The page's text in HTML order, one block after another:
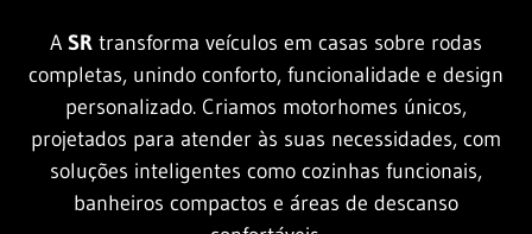
A SR transforma veículos em casas sobre rodas
completas, unindo conforto, funcionalidade e design
personalizado. Criamos motorhomes únicos,
projetados para atender às suas necessidades, com
soluções inteligentes como cozinhas funcionais,
banheiros compactos e áreas de descanso